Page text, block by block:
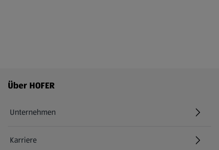
Fußzeilenmenü - weitere Links
Über HOFER
Unternehmen
Karriere
(öffnet in einem neuen Tab)